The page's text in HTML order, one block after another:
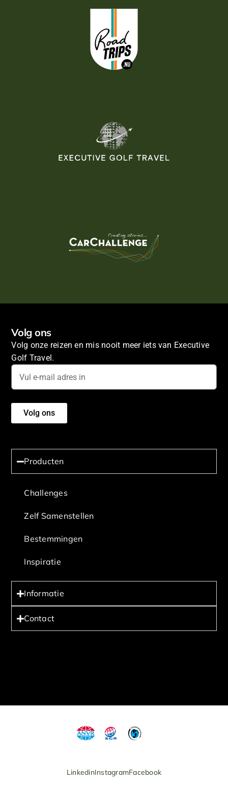
Volg ons
Volg onze reizen en mis nooit meer iets van Executive
Golf Travel.
Volg ons
Producten
Challenges
Zelf Samenstellen
Bestemmingen
Inspiratie
Informatie
Contact
LinkedinInstagramFacebook